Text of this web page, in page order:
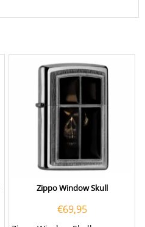
Zippo Window Skull
€69,95